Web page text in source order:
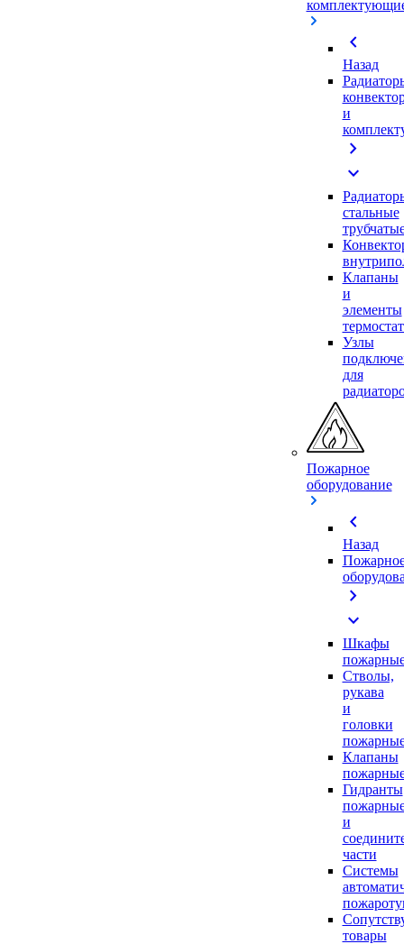
chevron_left
Назад
и
chevron_right
expand_more
стальные
Клапаны
и
элементы
Узлы
для
Пожарное
оборудование
chevron_left
Назад
chevron_right
expand_more
Шкафы
Стволы,
рукава
и
головки
Клапаны
Гидранты
и
части
Системы
товары